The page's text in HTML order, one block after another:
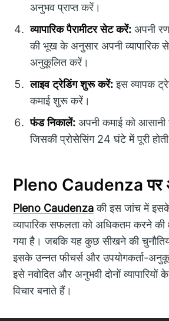
अनुभव प्राप्त करें।
व्यापारिक पैरामीटर सेट करें: अपनी
की भूख के अनुसार अपनी व्यापारिक
अनुकूलित करें।
लाइव ट्रेडिंग शुरू करें:इस व्यापक
कमाई शुरू करें।
फंड निकालें: अपनी कमाई को
जिसकी प्रोसेसिंग 24 घंटे में पूरी
Pleno Caudenza पर
Pleno Caudenzaकी इस जांच में
व्यापारिक सफलता को अधिकतम करने की
गया है। जबकि यह कुछ सीखने की
इसके उन्नत फीचर्स और उपयोगकर्ता-
इसे नवोदित और अनुभवी दोनों व्यापारियों
विचार बनाते हैं।